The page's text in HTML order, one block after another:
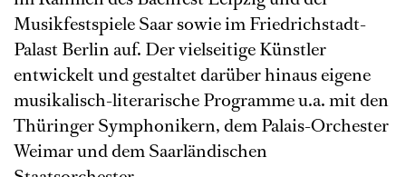
Musikfestspiele Saar sowie im Friedrichstadt-
Palast Berlin auf. Der vielseitige Künstler
entwickelt und gestaltet darüber hinaus eigene
musikalisch-literarische Programme u.a. mit den
Thüringer Symphonikern, dem Palais-Orchester
Weimar und dem Saarländischen